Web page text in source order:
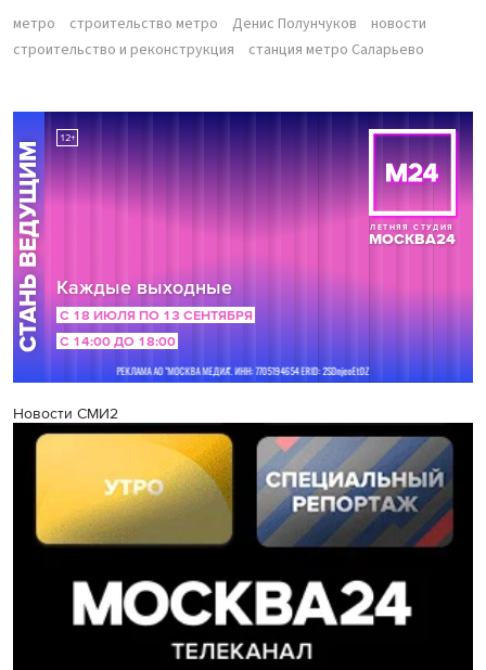
метро строительство метро Денис Полунчуков
новости
строительство и реконструкция
станция метро Саларьево
Новости СМИ2